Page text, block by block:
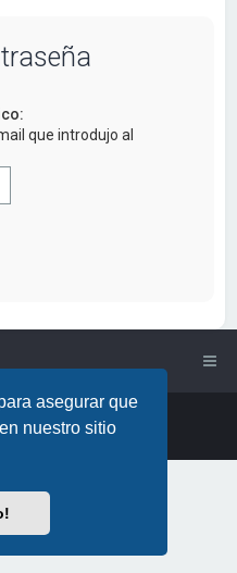
asegurar que
nuestro sitio
que introdujo al